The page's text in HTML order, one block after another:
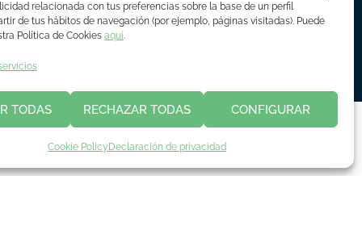
relacionada con tus preferencias sobre la base de un perfil
de tus hábitos de navegación (por ejemplo, páginas visitadas). Puede
Política de Cookies aquí.
TODAS RECHAZAR TODAS CONFIGURAR
Cookie Policy Declaración de privacidad